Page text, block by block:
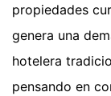
propiedades
genera una
hotelera
pensando en